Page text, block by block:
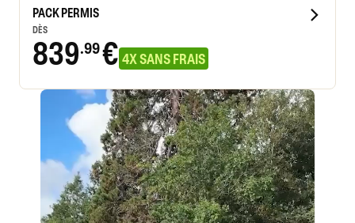
PACK PERMIS
DÈS
839.99€ 4X SANS FRAIS